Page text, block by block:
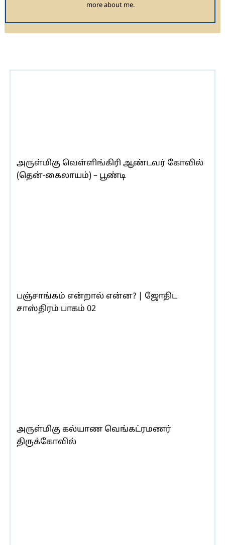
more about me.
அருள்மிகு வெள்ளிங்கிரி ஆண்டவர் கோவில்
(தென்-கைலாயம்) – பூண்டி
பஞ்சாங்கம் என்றால் என்ன? | ஜோதிட
சாஸ்திரம் பாகம் 02
அருள்மிகு கல்யாண வெங்கட்ரமணர்
திருக்கோவில்